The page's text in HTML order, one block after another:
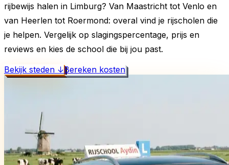
rijbewijs halen in Limburg? Van Maastricht tot Venlo en
van Heerlen tot Roermond: overal vind je rijscholen die
je helpen. Vergelijk op slagingspercentage, prijs en
reviews en kies de school die bij jou past.
Bekijk steden ↓Bereken kosten